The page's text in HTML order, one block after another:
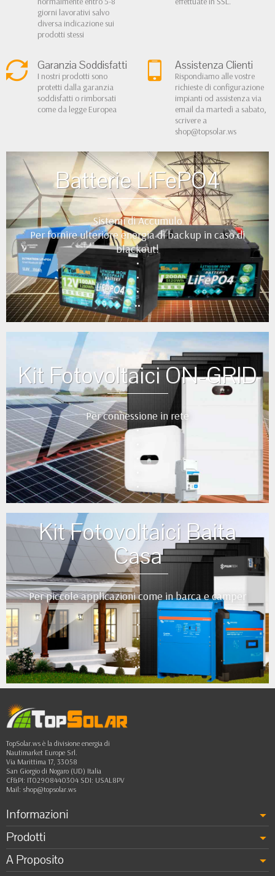
giorni lavorativi salvo
diversa indicazione sui
prodotti stessi
Garanzia Soddisfatti
I nostri prodotti sono
protetti dalla garanzia
soddisfatti o rimborsati
come da legge Europea
Assistenza Clienti
Rispondiamo alle vostre
richieste di configurazione
impianti od assistenza via
email da martedì a sabato,
scrivere a
shop@topsolar.ws
Batterie LiFePO4
Sistemi di Accumulo
Per fornire ulteriore energia di backup in caso di
blackout!
•
•
•
••
Kit Fotovoltaici ON-GRID
Per connessione in rete
•
•
Kit Fotovoltaici Baita
Casa
Per piccole applicazioni come in barca e camper
•
•
•
•
••
TopSolar.ws è la divisione energia di
Nautimarket Europe Srl.
Via Marittima 17, 33058
San Giorgio di Nogaro (UD) Italia
Cf&PI: IT02908440304 SDI: USAL8PV
Mail: shop@topsolar.ws
Informazioni
Prodotti
A Proposito